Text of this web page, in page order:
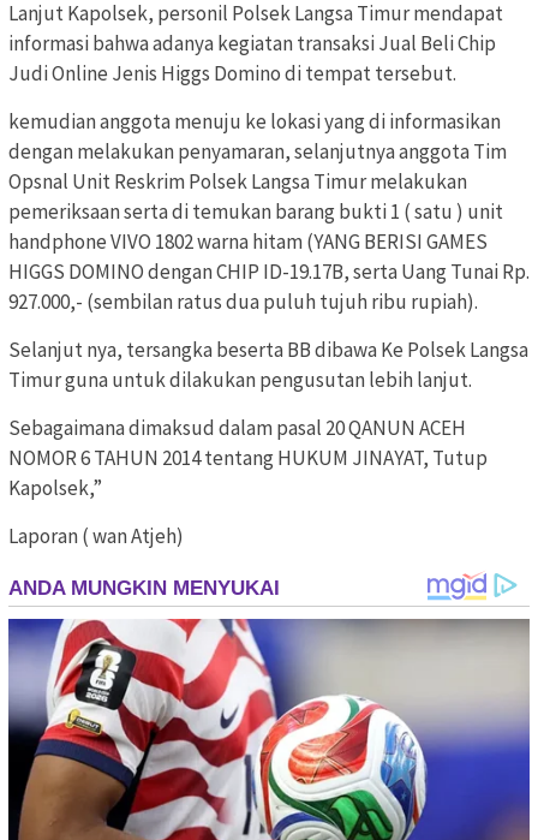
Lanjut Kapolsek, personil Polsek Langsa Timur mendapat
informasi bahwa adanya kegiatan transaksi Jual Beli Chip
Judi Online Jenis Higgs Domino di tempat tersebut.
kemudian anggota menuju ke lokasi yang di informasikan
dengan melakukan penyamaran, selanjutnya anggota Tim
Opsnal Unit Reskrim Polsek Langsa Timur melakukan
pemeriksaan serta di temukan barang bukti 1 ( satu ) unit
handphone VIVO 1802 warna hitam (YANG BERISI GAMES
HIGGS DOMINO dengan CHIP ID-19.17B, serta Uang Tunai Rp.
927.000,- (sembilan ratus dua puluh tujuh ribu rupiah).
Selanjut nya, tersangka beserta BB dibawa Ke Polsek Langsa
Timur guna untuk dilakukan pengusutan lebih lanjut.
Sebagaimana dimaksud dalam pasal 20 QANUN ACEH
NOMOR 6 TAHUN 2014 tentang HUKUM JINAYAT, Tutup
Kapolsek,”
Laporan ( wan Atjeh)